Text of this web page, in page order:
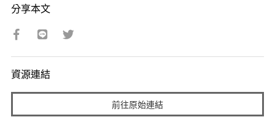
分享本文
資源連結
前往原始連結